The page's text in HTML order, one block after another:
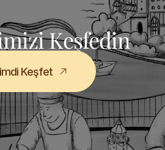
Keşfedin
Keşfet